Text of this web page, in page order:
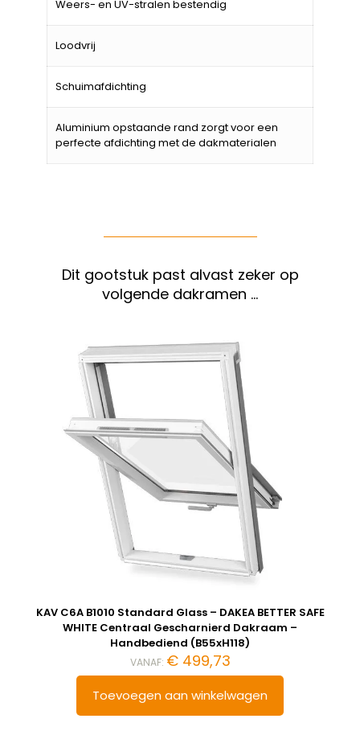
Weers- en UV-stralen bestendig
Loodvrij
Schuimafdichting
Aluminium opstaande rand zorgt voor een
perfecte afdichting met de dakmaterialen
Dit gootstuk past alvast zeker op
volgende dakramen …
KAV C6A B1010 Standard Glass – DAKEA BETTER SAFE
WHITE Centraal Gescharnierd Dakraam –
Handbediend (B55xH118)
VANAF: €499,73
Toevoegen aan winkelwagen